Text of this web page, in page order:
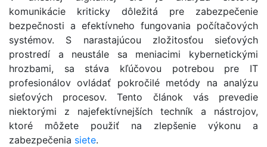
komunikácie kriticky dôležitá pre zabezpečenie
bezpečnosti a efektívneho fungovania počítačových
systémov. S narastajúcou zložitosťou sieťových
prostredí a neustále sa meniacimi kybernetickými
hrozbami, sa stáva kľúčovou potrebou pre IT
profesionálov ovládať pokročilé metódy na analýzu
sieťových procesov. Tento článok vás prevedie
niektorými z najefektívnejších techník a nástrojov,
ktoré môžete použiť na zlepšenie výkonu a
zabezpečenia siete.